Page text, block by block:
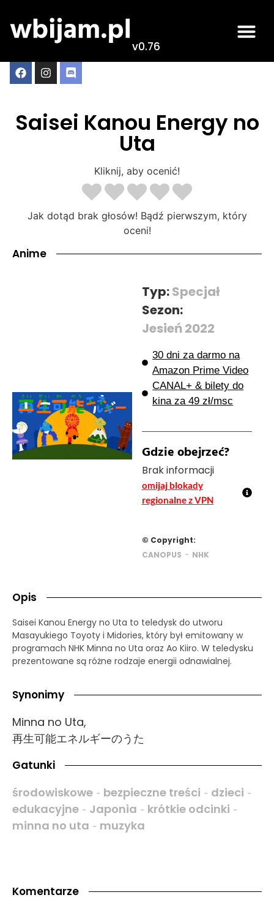
v0.76
Saisei Kanou Energy no
Uta
Kliknij, aby ocenić!
Jak dotąd brak głosów! Bądź pierwszym, który
oceni!
Anime
Typ:Specjał
Sezon:
Jesień 2022
30 dni za darmo na
Amazon Prime Video
CANAL+ & bilety do
kina za 49 zł/msc
Gdzie obejrzeć?
Brak informacji
omijaj blokady
regionalne z VPN
© Copyright:
CANOPUS - NHK
Opis
Saisei Kanou Energy no Uta to teledysk do utworu
Masayukiego Toyoty i Midories, który był emitowany w
programach NHK Minna no Uta oraz Ao Kiiro. W teledysku
prezentowane są różne rodzaje energii odnawialnej.
Synonimy
Minna no Uta,
再生可能エネルギーのうた
Gatunki
środowiskowe - bezpieczne treści - dzieci -
edukacyjne - Japonia - krótkie odcinki -
minna no uta - muzyka
Komentarze